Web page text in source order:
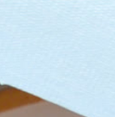
entspannend.